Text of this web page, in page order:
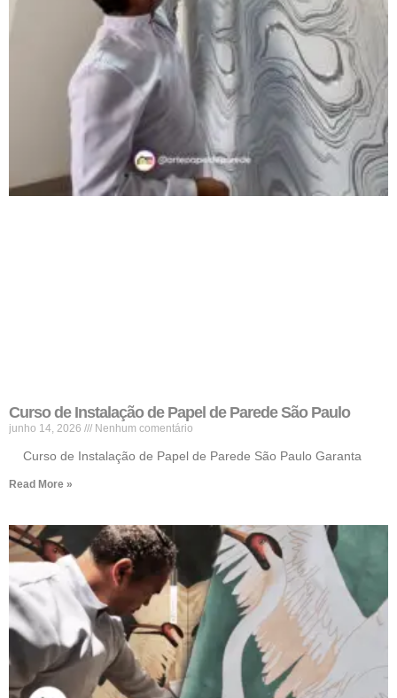
Curso de Instalação de Papel de Parede São Paulo
junho 14, 2026 Nenhum comentário
Curso de Instalação de Papel de Parede São Paulo Garanta
Read More »